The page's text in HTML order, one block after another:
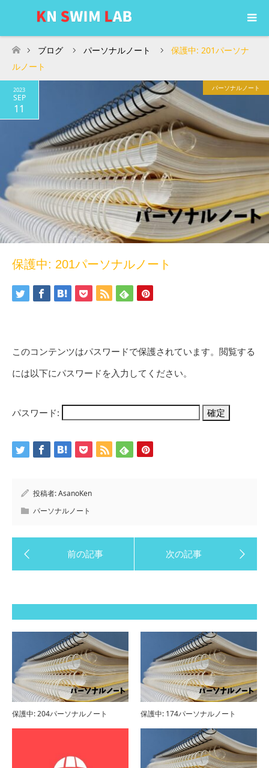
ホーム
ブログ パーソナルノート
保護中: 201パーソナ
ルノート
2023
SEP
11
パーソナルノート
保護中: 201パーソナルノート
このコンテンツはパスワードで保護されています。閲覧する
には以下にパスワードを入力してください。
パスワード:
投稿者:AsanoKen
パーソナルノート
保護中: 204パーソナルノート 保護中: 174パーソナルノート